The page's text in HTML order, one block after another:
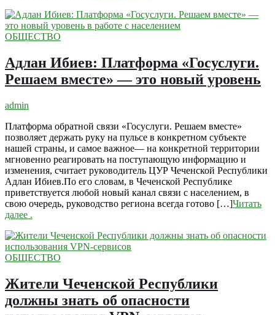
ОБЩЕСТВО
Адлан Ибиев: Платформа «Госуслуги.
Решаем вместе» — это новый уровень
admin
Платформа обратной связи «Госуслуги. Решаем вместе»
позволяет держать руку на пульсе в конкретном субъекте
нашей страны, и самое важное— на конкретной территории
мгновенно реагировать на поступающую информацию и
изменения, считает руководитель ЦУР Чеченской Республики
Адлан Ибиев.По его словам, в Чеченской Республике
приветствуется любой новый канал связи с населением, в
свою очередь, руководство региона всегда готово […]Читать
далее .
ОБЩЕСТВО
Жители Чеченской Республики
должны знать об опасности